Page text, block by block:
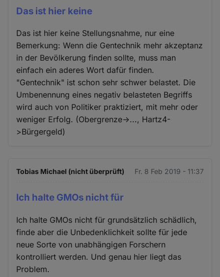
Das ist hier keine
Das ist hier keine Stellungsnahme, nur eine
Bemerkung: Wenn die Gentechnik mehr akzeptanz
in der Bevölkerung finden sollte, muss man
einfach ein aderes Wort dafür finden.
"Gentechnik" ist schon sehr schwer belastet. Die
Umbenennung eines negativ belasteten Begriffs
wird auch von Politiker praktiziert, mit mehr oder
weniger Erfolg. (Obergrenze->..., Hartz4-
>Bürgergeld)
Tobias Michael (nicht überprüft) Fr. 8 Feb 2019 - 11:37
Ich halte GMOs nicht für
Ich halte GMOs nicht für grundsätzlich schädlich,
finde aber die Unbedenklichkeit sollte für jede
neue Sorte von unabhängigen Forschern
kontrolliert werden. Und genau hier liegt das
Problem.